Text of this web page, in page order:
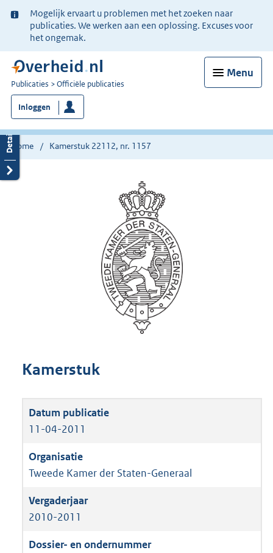
Ter
informatie:
Mogelijk ervaart u problemen met het zoeken naar
publicaties. We werken aan een oplossing. Excuses voor
het ongemak.
Menu
U
bent
nu
hier:
Publicaties Officiële publicaties
Inloggen
Home Kamerstuk 22112, nr. 1157
Kamerstuk
11-04-2011
Tweede Kamer der Staten-Generaal
2010-2011